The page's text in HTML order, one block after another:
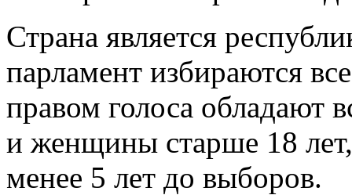
Страна является
парламент избираются
правом голоса обладают
и женщины старше 18
менее 5 лет до выборов.